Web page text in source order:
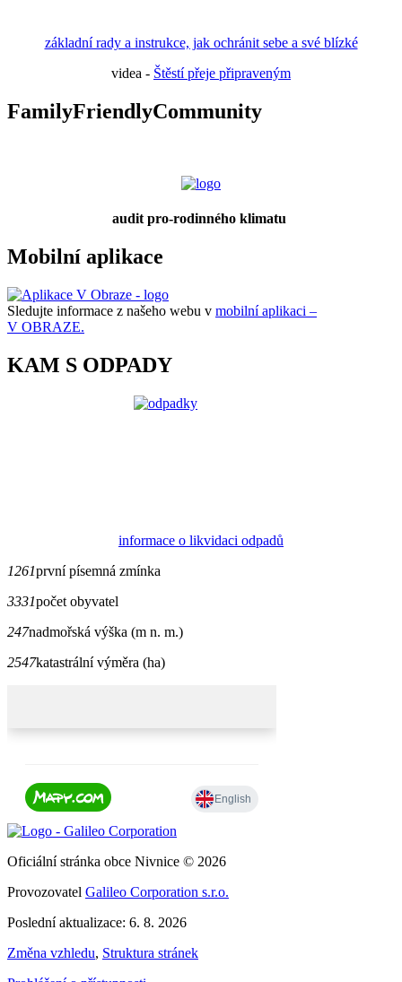
základní rady a instrukce, jak ochránit sebe a své blízké
videa - Štěstí přeje připraveným
FamilyFriendlyCommunity
audit pro-rodinného klimatu
Mobilní aplikace
Sledujte informace z našeho webu v mobilní aplikaci –
V OBRAZE.
KAM S ODPADY
informace o likvidaci odpadů
1261první písemná zmínka
3331počet obyvatel
247nadmořská výška (m n. m.)
2547katastrální výměra (ha)
Oficiální stránka obce Nivnice © 2026
Provozovatel Galileo Corporation s.r.o.
Poslední aktualizace: 6. 8. 2026
Změna vzhledu, Struktura stránek